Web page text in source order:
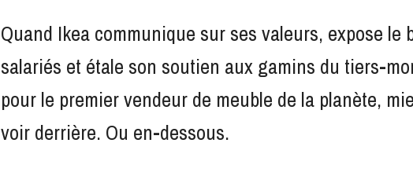
Quand Ikea communique sur ses valeurs, expose le
salariés et étale son soutien aux gamins du tiers-
pour le premier vendeur de meuble de la planète,
voir derrière. Ou en-dessous.